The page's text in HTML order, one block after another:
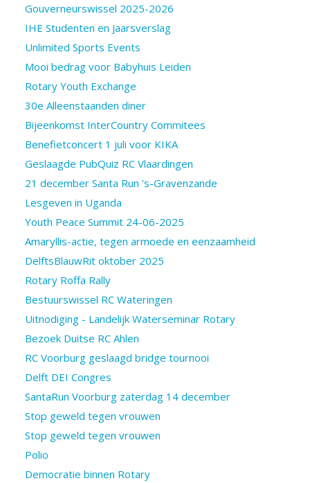
Gouverneurswissel 2025-2026
IHE Studenten en Jaarsverslag
Unlimited Sports Events
Mooi bedrag voor Babyhuis Leiden
Rotary Youth Exchange
30e Alleenstaanden diner
Bijeenkomst InterCountry Commitees
Benefietconcert 1 juli voor KIKA
Geslaagde PubQuiz RC Vlaardingen
21 december Santa Run 's-Gravenzande
Lesgeven in Uganda
Youth Peace Summit 24-06-2025
Amaryllis-actie, tegen armoede en eenzaamheid
DelftsBlauwRit oktober 2025
Rotary Roffa Rally
Bestuurswissel RC Wateringen
Uitnodiging - Landelijk Waterseminar Rotary
Bezoek Duitse RC Ahlen
RC Voorburg geslaagd bridge tournooi
Delft DEI Congres
SantaRun Voorburg zaterdag 14 december
Stop geweld tegen vrouwen
Stop geweld tegen vrouwen
Polio
Democratie binnen Rotary